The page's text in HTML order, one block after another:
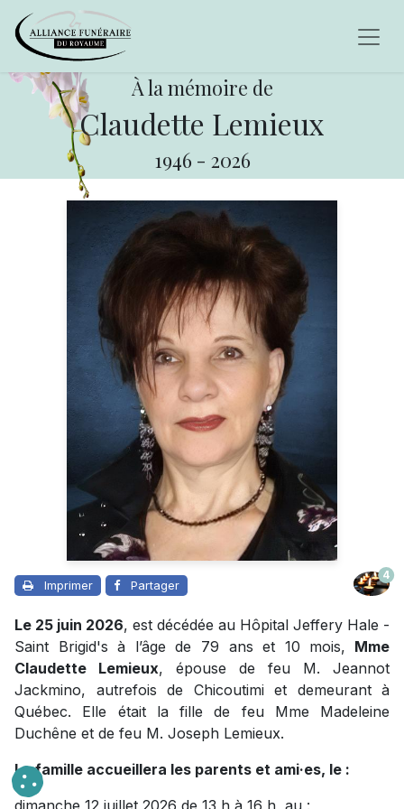
À la mémoire de
Claudette Lemieux
1946 - 2026
Imprimer Partager
4
Le 25 juin 2026, est décédée au Hôpital Jeffery Hale -
Saint Brigid's à l’âge de 79 ans et 10 mois, Mme
Claudette Lemieux, épouse de feu M. Jeannot
Jackmino, autrefois de Chicoutimi et demeurant à
Québec. Elle était la fille de feu Mme Madeleine
Duchêne et de feu M. Joseph Lemieux.
La famille accueillera les parents et ami·es, le :
dimanche 12 juillet 2026 de 13 h à 16 h, au :